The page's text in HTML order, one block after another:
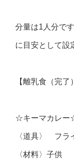
分量は1人分で
に目安として設
【離乳食（完
☆キーマカレー
〈道具〉 フラ
〈材料